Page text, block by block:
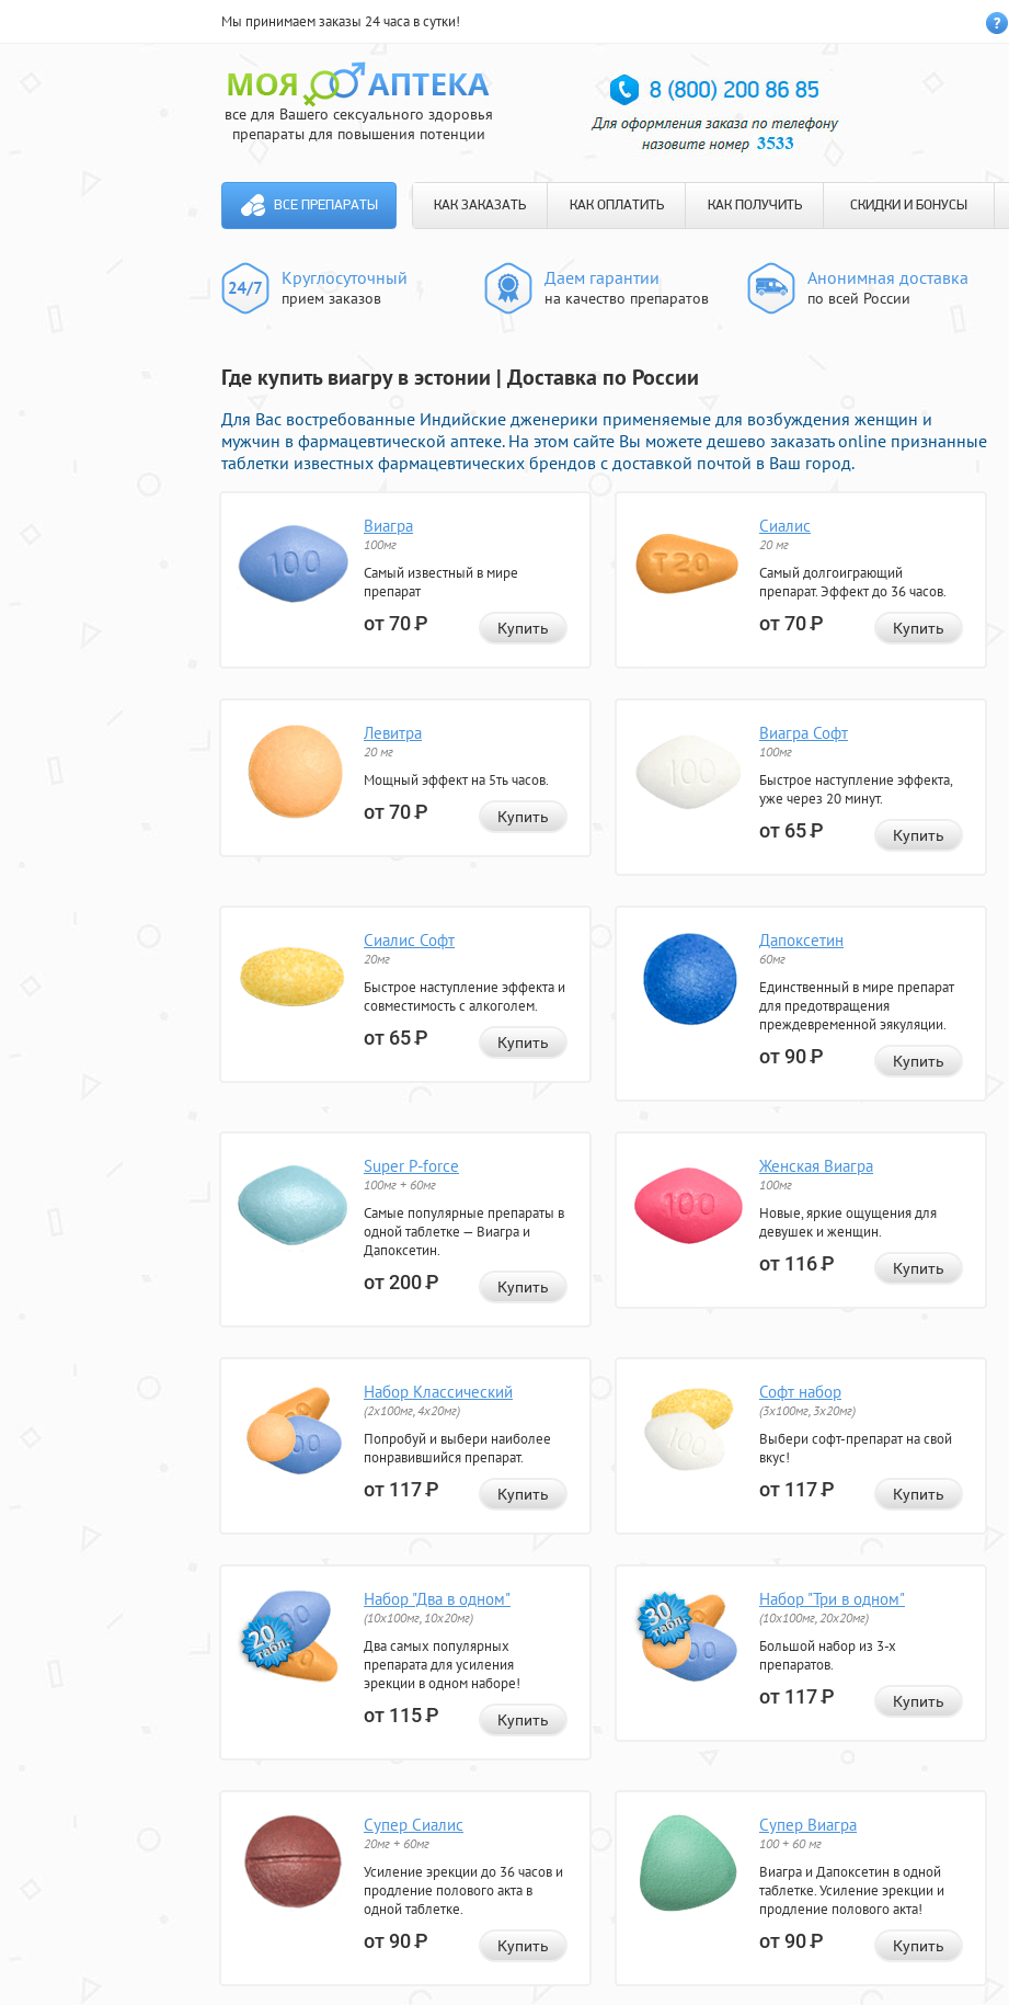
Мы принимаем заказы 24 часа в сутки!
все для Вашего сексуального здоровья
препараты для повышения потенции
ВСЕ ПРЕПАРАТЫ КАК ЗАКАЗАТЬ КАК ОПЛАТИТЬ КАК ПОЛУЧИТЬ СКИДКИ И БОНУСЫ
Круглосуточный
прием заказов
Даем гарантии
на качество препаратов
Анонимная доставка
по всей России
Где купить виагру в эстонии | Доставка по России
Для Вас востребованные Индийские дженерики применяемые для возбуждения женщин и
мужчин в фармацевтической аптеке. На этом сайте Вы можете дешево заказать online признанные
таблетки известных фармацевтических брендов с доставкой почтой в Ваш город.
Виагра
100мг
Самый известный в мире
препарат
от 70Р Купить
Сиалис
20 мг
Самый долгоиграющий
препарат. Эффект до 36 часов.
от 70Р Купить
Левитра
20 мг
Мощный эффект на 5ть часов.
от 70Р Купить
Виагра Софт
100мг
Быстрое наступление эффекта,
уже через 20 минут.
от 65Р Купить
Сиалис Софт
20мг
Быстрое наступление эффекта и
совместимость с алкоголем.
от 65Р Купить
Дапоксетин
60мг
Единственный в мире препарат
для предотвращения
преждевременной эякуляции.
от 90Р Купить
Super P-force
100мг + 60мг
Самые популярные препараты в
одной таблетке — Виагра и
Дапоксетин.
от 200Р Купить
Женская Виагра
100мг
Новые, яркие ощущения для
девушек и женщин.
от 116Р Купить
Набор Классический
(2x100мг, 4x20мг)
Попробуй и выбери наиболее
понравившийся препарат.
от 117Р Купить
Софт набор
(3x100мг, 3x20мг)
Выбери софт-препарат на свой
вкус!
от 117Р Купить
Набор "Два в одном"
(10x100мг, 10x20мг)
Два самых популярных
препарата для усиления
эрекции в одном наборе!
от 115Р Купить
Набор "Три в одном"
(10x100мг, 20x20мг)
Большой набор из 3-х
препаратов.
от 117Р Купить
Супер Сиалис
20мг + 60мг
Усиление эрекции до 36 часов и
продление полового акта в
одной таблетке.
от 90Р Купить
Супер Виагра
100 + 60 мг
Виагра и Дапоксетин в одной
таблетке. Усиление эрекции и
продление полового акта!
от 90Р Купить